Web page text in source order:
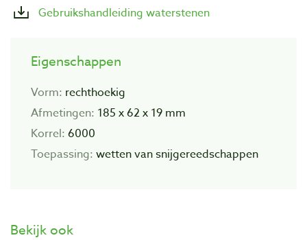
Gebruikshandleiding waterstenen
Eigenschappen
Vorm: rechthoekig
Afmetingen: 185 x 62 x 19 mm
Korrel: 6000
Toepassing: wetten van snijgereedschappen
Bekijk ook